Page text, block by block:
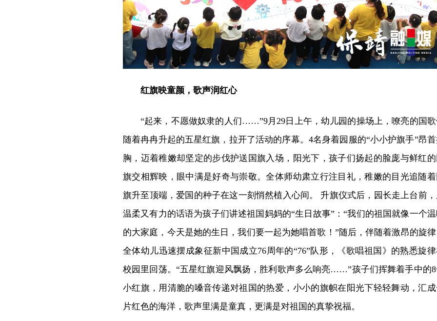
红旗映童颜，歌声润红心
“起来，不愿做奴隶的人们……”9月29日上午，幼儿园的操场上，嘹亮的国
随着冉冉升起的五星红旗，拉开了活动的序幕。4名身着园服的“小小护旗手”昂
胸，迈着稚嫩却坚定的步伐护送国旗入场，阳光下，孩子们扬起的脸庞与鲜红
旗交相辉映，眼中满是好奇与崇敬。全体师幼肃立行注目礼，稚嫩的目光追随
旗升至顶端，爱国的种子在这一刻悄然植入心间。 升旗仪式后，园长走上台前
温柔又有力的话语为孩子们讲述祖国妈妈的“生日故事”：“我们的祖国就像一个
的大家庭，今天是她的生日，我们要一起为她唱首歌！”随后，伴随着激昂的旋
全体幼儿迅速摆成象征新中国成立76周年的“76”队形，《歌唱祖国》的熟悉旋
校园里回荡。“五星红旗迎风飘扬，胜利歌声多么响亮……”孩子们挥舞着手中的
小红旗，用清脆的嗓音传递对祖国的热爱，小小的旗帜在阳光下轻轻舞动，汇
片红色的海洋，歌声里满是童真，更满是对祖国的真挚祝福。